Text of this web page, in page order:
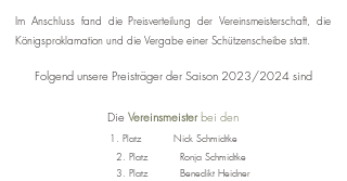
Im Anschluss fand die Preisverteilung der Vereinsmeisterschaft, die
Königsproklamation und die Vergabe einer Schützenscheibe statt.
Folgend unsere Preisträger der Saison 2023/2024 sind
Die Vereinsmeisterbei den
1. Platz Nick Schmidtke
2. Platz Ronja Schmidtke
3. Platz Benedikt Heidner